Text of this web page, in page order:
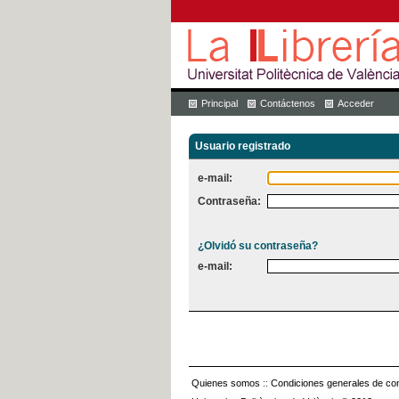
Principal Contáctenos Acceder
Usuario registrado
e-mail:
Contraseña:
¿Olvidó su contraseña?
e-mail:
Quienes somos :: Condiciones generales de